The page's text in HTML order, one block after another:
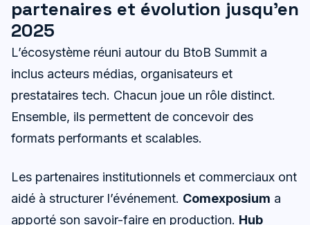
partenaires et évolution jusqu’en
2025
L’écosystème réuni autour du BtoB Summit a
inclus acteurs médias, organisateurs et
prestataires tech. Chacun joue un rôle distinct.
Ensemble, ils permettent de concevoir des
formats performants et scalables.
Les partenaires institutionnels et commerciaux ont
aidé à structurer l’événement. Comexposium a
apporté son savoir-faire en production. Hub